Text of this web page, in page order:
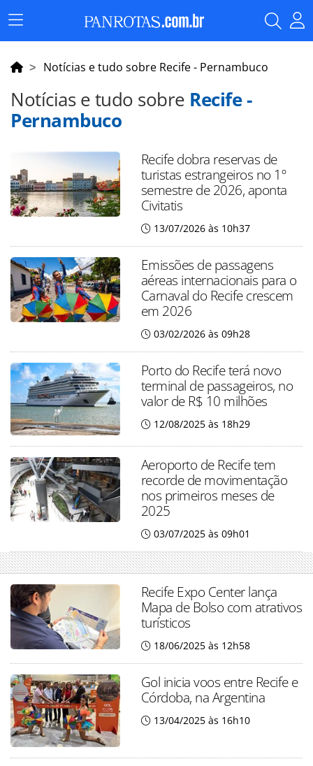
Menu
Principal
Notícias e tudo sobre Recife - Pernambuco
Notícias e tudo sobre Recife -
Pernambuco
Recife dobra reservas de
turistas estrangeiros no 1º
semestre de 2026, aponta
Civitatis
13/07/2026 às 10h37
Emissões de passagens
aéreas internacionais para o
Carnaval do Recife crescem
em 2026
03/02/2026 às 09h28
Porto do Recife terá novo
terminal de passageiros, no
valor de R$ 10 milhões
12/08/2025 às 18h29
Aeroporto de Recife tem
recorde de movimentação
nos primeiros meses de
2025
03/07/2025 às 09h01
Recife Expo Center lança
Mapa de Bolso com atrativos
turísticos
18/06/2025 às 12h58
Gol inicia voos entre Recife e
Córdoba, na Argentina
13/04/2025 às 16h10